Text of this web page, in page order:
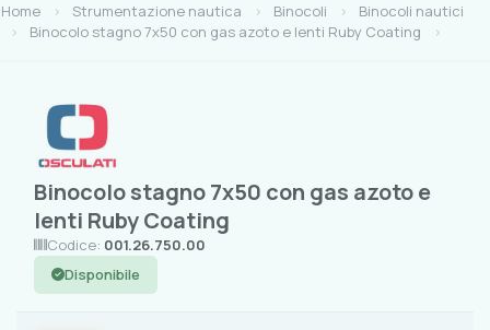
Home Strumentazione nautica Binocoli
Binocoli nautici
Binocolo stagno 7x50 con gas azoto e lenti Ruby Coating
Binocolo stagno 7x50 con gas azoto e
lenti Ruby Coating
Codice: 001.26.750.00
Disponibile